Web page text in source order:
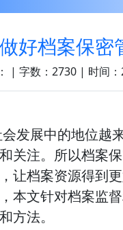
好档案保密
| 字数：2730 | 时间
发展中的地位越
关注。所以档案
让档案资源得到
本文针对档案监
方法。